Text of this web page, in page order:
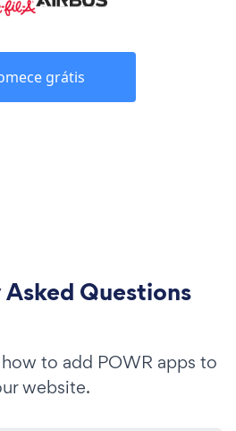
grátis
Questions
to add POWR apps to
website.